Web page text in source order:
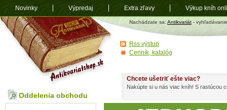
Antikvariát
shop.sk
Nachádzate sa: Antikvariát - vyhľadávanie
Chcete ušetriť ešte viac?
Nakúpte si u nás viac kníh! S rastúcou
Oddelenia obchodu
Rss výstup
Cenník, katalóg
Novinky Výpredaj Extra zľavy Výkup kníh